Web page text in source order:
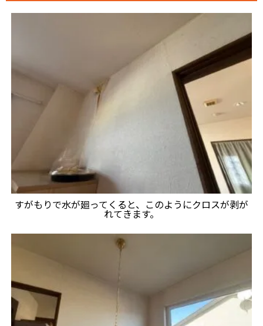
すがもりで水が廻ってくると、このようにクロスが剥が
れてきます。